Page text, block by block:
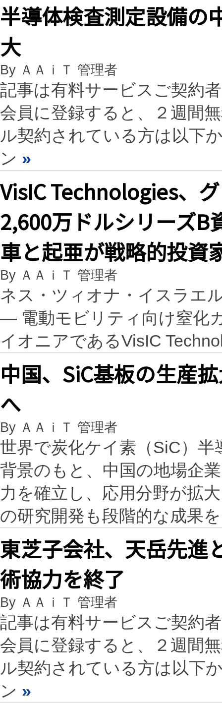
半導体検査測定設備の
大
By ＡＡｉＴ 管理者
記事は有料サービスご契約
会員に登録すると、２週間
ル契約されている方は以下
ン »
VisIC Technologies、
2,600万ドルシリーズB
車と起亜が戦略的投資
By ＡＡｉＴ 管理者
ネス・ツィオナ・イスラエ
— 電動モビリティ向け窒化
イオニアであるVisIC
中国、SiC基板の生産
へ
By ＡＡｉＴ 管理者
世界で炭化ケイ素（SiC）
背景のもと、中国の地場企
力を確立し、応用分野が拡
の研究開発も段階的な成果
東芝子会社、天岳先進
術協力を終了
By ＡＡｉＴ 管理者
記事は有料サービスご契約
会員に登録すると、２週間
ル契約されている方は以下
ン »